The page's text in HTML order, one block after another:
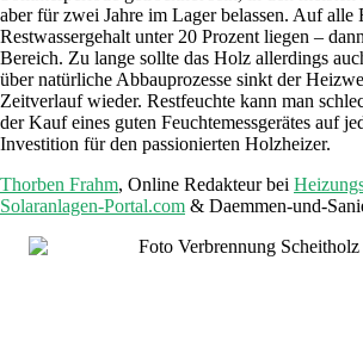
aber für zwei Jahre im Lager belassen. Auf alle
Restwassergehalt unter 20 Prozent liegen –
Bereich. Zu lange sollte das Holz allerdings
über natürliche Abbauprozesse sinkt der
Zeitverlauf wieder. Restfeuchte kann man
der Kauf eines guten Feuchtemessgerätes auf
Investition für den passionierten Holzheizer.
Thorben Frahm, Online Redakteur bei
Solaranlagen-Portal.com & Daemmen-und-